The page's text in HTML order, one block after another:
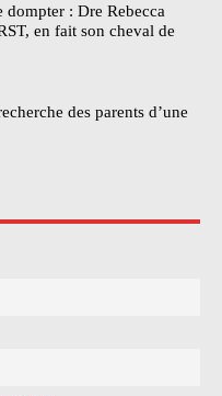
: Dre Rebecca
en fait son cheval de
des parents d’une